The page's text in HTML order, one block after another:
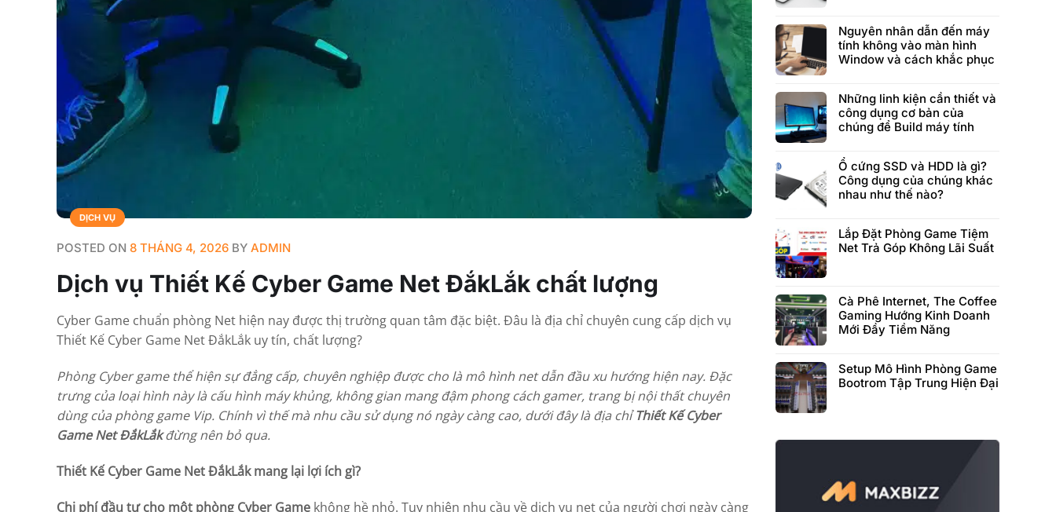
DỊCH VỤ
POSTED ON 8 THÁNG 4, 2026 BY ADMIN
Dịch vụ Thiết Kế Cyber Game Net ĐắkLắk chất lượng
Cyber Game chuẩn phòng Net hiện nay được thị trường quan tâm đặc biệt. Đâu là địa chỉ chuyên cung cấp dịch vụ
Thiết Kế Cyber Game Net ĐắkLắk uy tín, chất lượng?
Phòng Cyber game thể hiện sự đẳng cấp, chuyên nghiệp được cho là mô hình net dẫn đầu xu hướng hiện nay. Đặc
trưng của loại hình này là cấu hình máy khủng, không gian mang đậm phong cách gamer, trang bị nội thất chuyên
dùng của phòng game Vip. Chính vì thế mà nhu cầu sử dụng nó ngày càng cao, dưới đây là địa chỉThiết Kế Cyber
Game Net ĐắkLắkđừng nên bỏ qua.
Thiết Kế Cyber Game Net ĐắkLắk mang lại lợi ích gì?
Chi phí đầu tư cho một phòng Cyber Game không hề nhỏ. Tuy nhiên nhu cầu về dịch vụ net của người chơi ngày càng
Nguyên nhân dẫn đến máy
tính không vào màn hình
Window và cách khắc phục
Những linh kiện cần thiết và
công dụng cơ bản của
chúng để Build máy tính
Ổ cứng SSD và HDD là gì?
Công dụng của chúng khác
nhau như thế nào?
Lắp Đặt Phòng Game Tiệm
Net Trả Góp Không Lãi Suất
Cà Phê Internet, The Coffee
Gaming Hướng Kinh Doanh
Mới Đầy Tiềm Năng
Setup Mô Hình Phòng Game
Bootrom Tập Trung Hiện Đại